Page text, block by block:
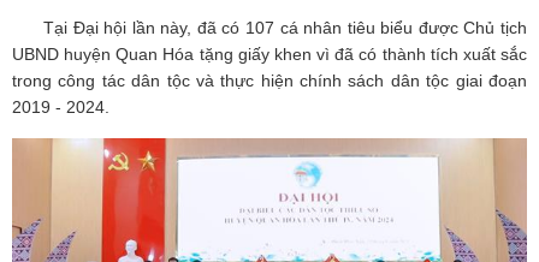
Tại Đại hội lần này, đã có 107 cá nhân tiêu biểu được Chủ tịch
UBND huyện Quan Hóa tặng giấy khen vì đã có thành tích xuất sắc
trong công tác dân tộc và thực hiện chính sách dân tộc giai đoạn
2019 - 2024.